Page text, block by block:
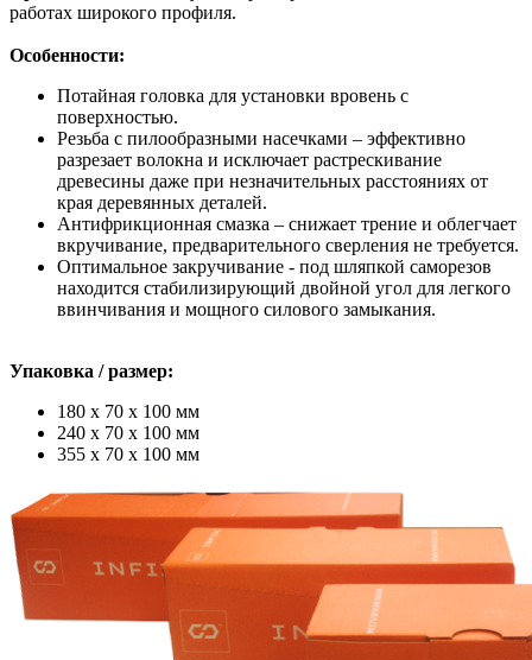
работах широкого профиля.
Особенности:
Потайная головка для установки вровень с
поверхностью.
Резьба с пилообразными насечками – эффективно
разрезает волокна и исключает растрескивание
древесины даже при незначительных расстояниях от
края деревянных деталей.
Антифрикционная смазка – снижает трение и облегчает
вкручивание, предварительного сверления не требуется.
Оптимальное закручивание - под шляпкой саморезов
находится стабилизирующий двойной угол для легкого
ввинчивания и мощного силового замыкания.
Упаковка / размер:
180 х 70 х 100 мм
240 х 70 х 100 мм
355 х 70 х 100 мм